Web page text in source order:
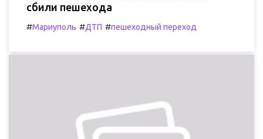
сбили пешехода
#Мариуполь #ДТП #пешеходный переход